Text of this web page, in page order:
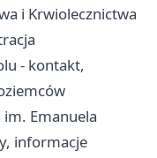
i Krwiolecznictwa
- kontakt,
Emanuela
informacje